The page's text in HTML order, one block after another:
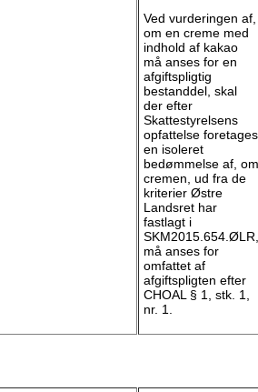
Ved vurderingen af,
om en creme med
indhold af kakao
må anses for en
afgiftspligtig
bestanddel, skal
der efter
Skattestyrelsens
opfattelse foretages
en isoleret
bedømmelse af, om
cremen, ud fra de
kriterier Østre
Landsret har
fastlagt i
SKM2015.654.ØLR,
må anses for
omfattet af
afgiftspligten efter
CHOAL § 1, stk. 1,
nr. 1.